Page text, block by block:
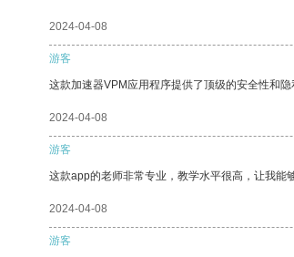
2024-04-08
游客
这款加速器VPM应用程序提供了顶级的安全性和隐
2024-04-08
游客
这款app的老师非常专业，教学水平很高，让我能
2024-04-08
游客